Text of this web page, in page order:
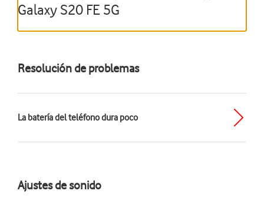
Galaxy S20 FE 5G
Resolución de problemas
La batería del teléfono dura poco
Ajustes de sonido